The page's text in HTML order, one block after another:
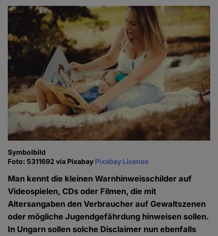
Symbolbild
Foto: 5311692 via Pixabay Pixabay License
Man kennt die kleinen Warnhinweisschilder auf
Videospielen, CDs oder Filmen, die mit
Altersangaben den Verbraucher auf Gewaltszenen
oder mögliche Jugendgefährdung hinweisen sollen.
In Ungarn sollen solche Disclaimer nun ebenfalls